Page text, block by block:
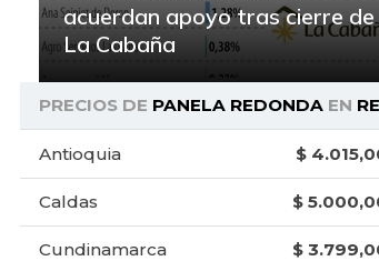
acuerdan apoyo tras cierre de
La Cabaña
PRECIOS DE PANELA REDONDAEN
Antioquia $
Caldas $
Cundinamarca $